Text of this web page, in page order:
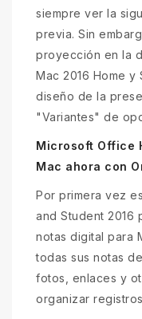
siempre ver la
previa. Sin
proyección en la
Mac 2016 Home
diseño de la
"Variantes" de
Microsoft Office
Mac ahora con
Por primera vez
and Student 2016
notas digital para
todas sus notas
fotos, enlaces y
organizar